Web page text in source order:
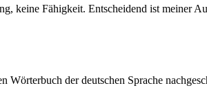
keine Fähigkeit. Entscheidend ist meiner
Wörterbuch der deutschen Sprache